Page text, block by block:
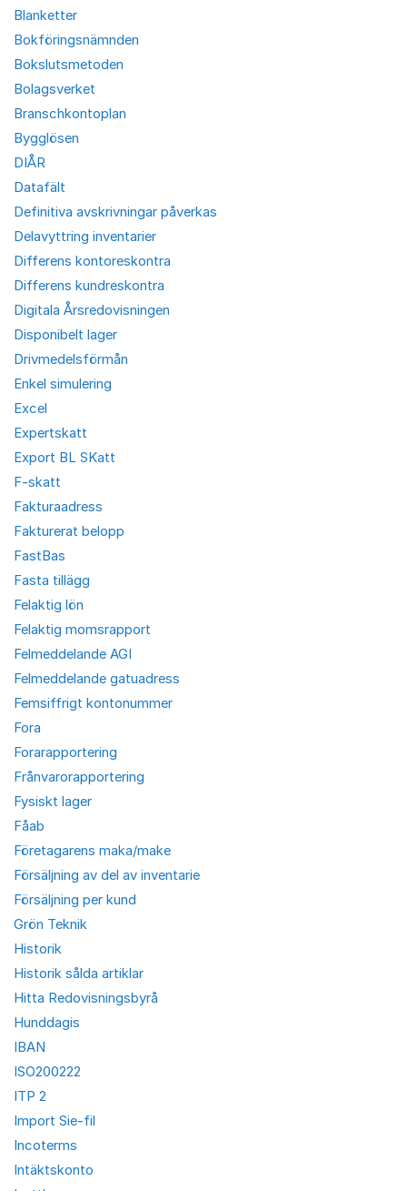
Blanketter
Bokföringsnämnden
Bokslutsmetoden
Bolagsverket
Branschkontoplan
Bygglösen
DIÅR
Datafält
Definitiva avskrivningar påverkas
Delavyttring inventarier
Differens kontoreskontra
Differens kundreskontra
Digitala Årsredovisningen
Disponibelt lager
Drivmedelsförmån
Enkel simulering
Excel
Expertskatt
Export BL SKatt
F-skatt
Fakturaadress
Fakturerat belopp
FastBas
Fasta tillägg
Felaktig lön
Felaktig momsrapport
Felmeddelande AGI
Felmeddelande gatuadress
Femsiffrigt kontonummer
Fora
Forarapportering
Frånvarorapportering
Fysiskt lager
Fåab
Företagarens maka/make
Försäljning av del av inventarie
Försäljning per kund
Grön Teknik
Historik
Historik sålda artiklar
Hitta Redovisningsbyrå
Hunddagis
IBAN
ISO200222
ITP 2
Import Sie-fil
Incoterms
Intäktskonto